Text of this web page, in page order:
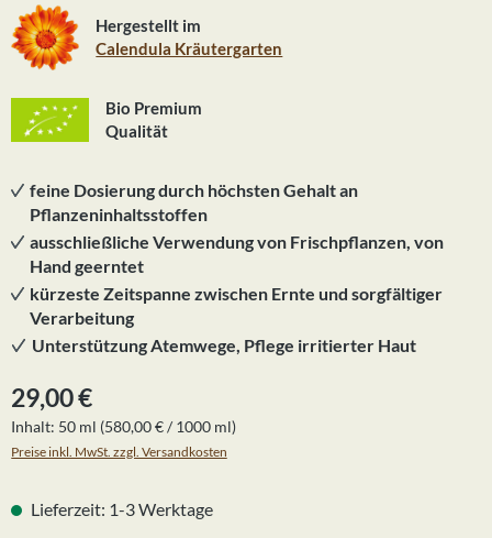
Hergestellt im
Calendula Kräutergarten
Bio Premium
Qualität
feine Dosierung durch höchsten Gehalt an
Pflanzeninhaltsstoffen
ausschließliche Verwendung von Frischpflanzen, von
Hand geerntet
kürzeste Zeitspanne zwischen Ernte und sorgfältiger
Verarbeitung
Unterstützung Atemwege, Pflege irritierter Haut
Regulärer Preis:
29,00 €
Inhalt: 50 ml (580,00 € / 1000 ml)
Preise inkl. MwSt. zzgl. Versandkosten
Lieferzeit: 1-3 Werktage